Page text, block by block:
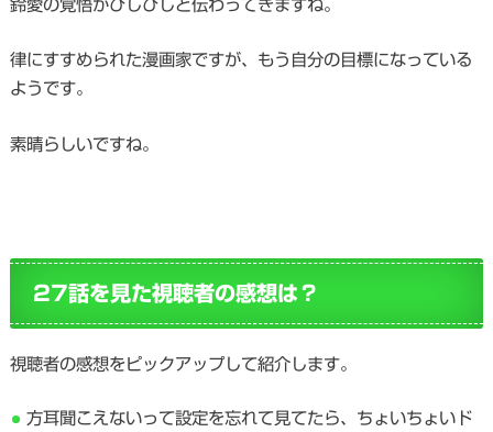
鈴愛の覚悟がひしひしと伝わってきますね。
律にすすめられた漫画家ですが、もう自分の目標になっている
ようです。
素晴らしいですね。
27話を見た視聴者の感想は？
視聴者の感想をピックアップして紹介します。
方耳聞こえないって設定を忘れて見てたら、ちょいちょいド